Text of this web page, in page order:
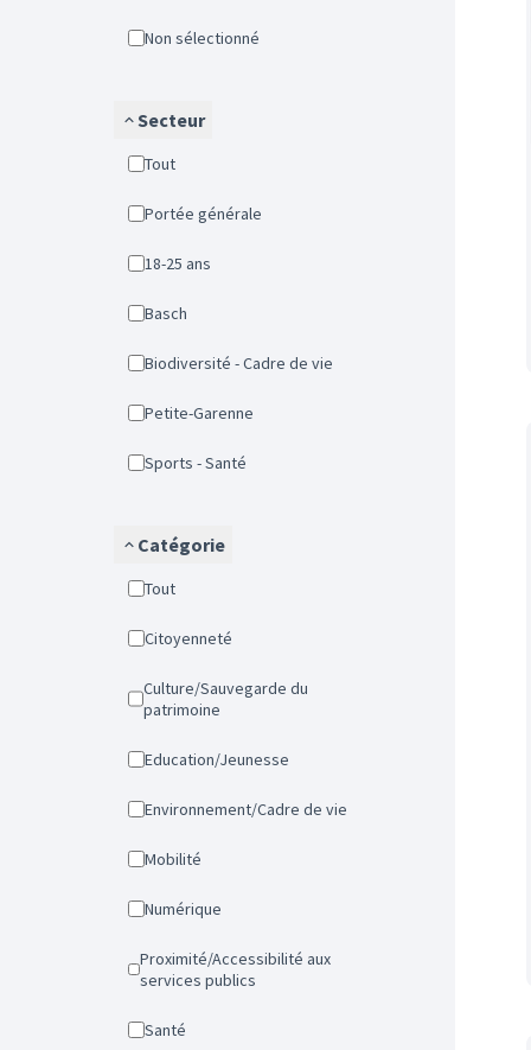
Non sélectionné
Secteur
Tout
Portée générale
18-25 ans
Basch
Biodiversité - Cadre de vie
Petite-Garenne
Sports - Santé
Catégorie
Tout
Citoyenneté
Culture/Sauvegarde du
patrimoine
Education/Jeunesse
Environnement/Cadre de vie
Mobilité
Numérique
Proximité/Accessibilité aux
services publics
Santé